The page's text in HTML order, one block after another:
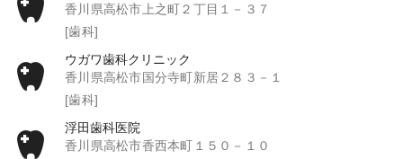
香川県高松市上之町２丁目１－３７
[歯科]
ウガワ歯科クリニック
香川県高松市国分寺町新居２８３－１
[歯科]
浮田歯科医院
香川県高松市香西本町１５０－１０